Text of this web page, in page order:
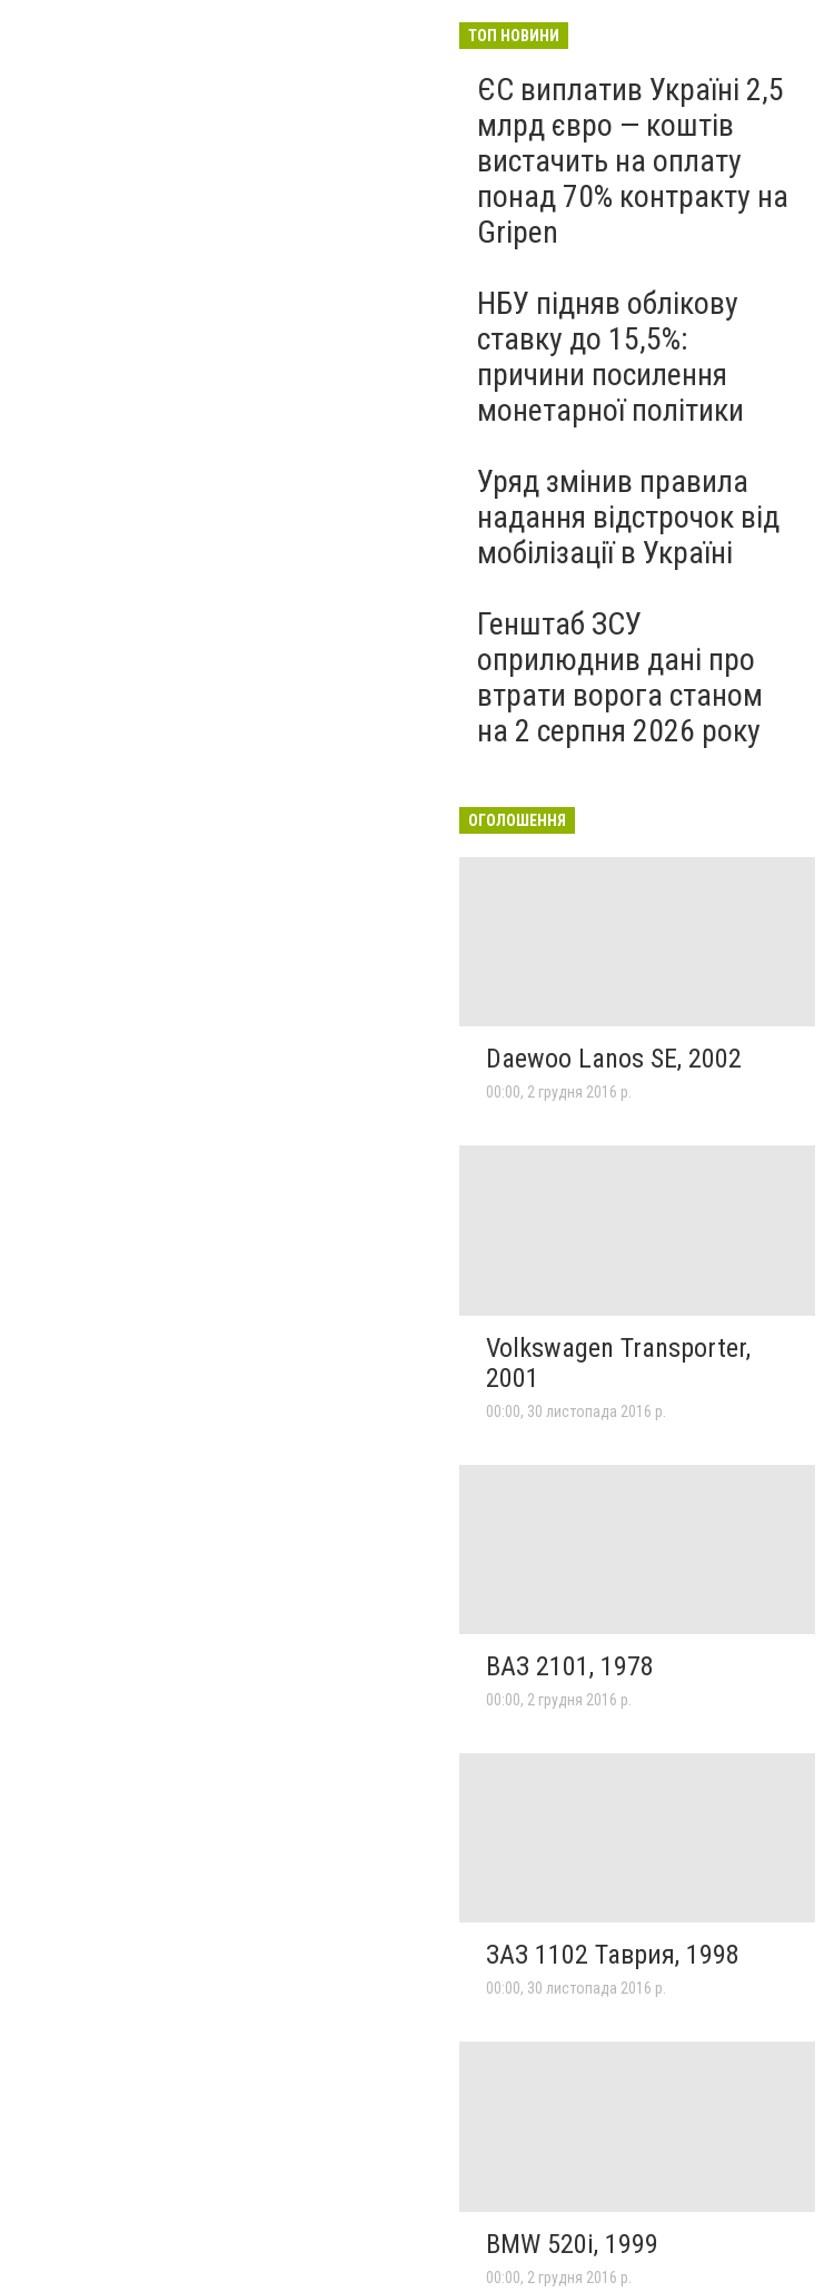
ТОП НОВИНИ
ЄС виплатив Україні 2,5
млрд євро — коштів
вистачить на оплату
понад 70% контракту на
Gripen
НБУ підняв облікову
ставку до 15,5%:
причини посилення
монетарної політики
Уряд змінив правила
надання відстрочок від
мобілізації в Україні
Генштаб ЗСУ
оприлюднив дані про
втрати ворога станом
на 2 серпня 2026 року
ОГОЛОШЕННЯ
Daewoo Lanos SE, 2002
00:00, 2 грудня 2016 р.
Volkswagen Transporter,
2001
00:00, 30 листопада 2016 р.
ВАЗ 2101, 1978
00:00, 2 грудня 2016 р.
ЗАЗ 1102 Таврия, 1998
00:00, 30 листопада 2016 р.
BMW 520i, 1999
00:00, 2 грудня 2016 р.